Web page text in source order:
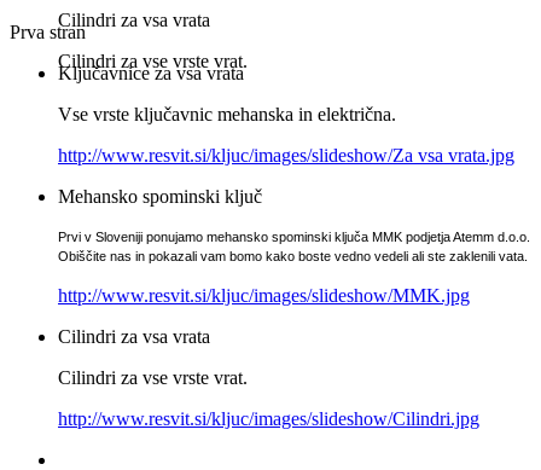
Cilindri za vsa vrata
Cilindri za vse vrste vrat.
Prva stran
Ključavnice za vsa vrata
Vse vrste ključavnic mehanska in električna.
http://www.resvit.si/kljuc/images/slideshow/Za vsa vrata.jpg
Mehansko spominski ključ
Prvi v Sloveniji ponujamo mehansko spominski ključa MMK podjetja Atemm d.o.o.
Obiščite nas in pokazali vam bomo kako boste vedno vedeli ali ste zaklenili vata.
http://www.resvit.si/kljuc/images/slideshow/MMK.jpg
Cilindri za vsa vrata
Cilindri za vse vrste vrat.
http://www.resvit.si/kljuc/images/slideshow/Cilindri.jpg